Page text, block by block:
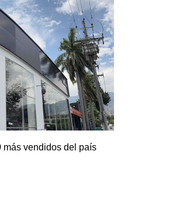
más vendidos del país